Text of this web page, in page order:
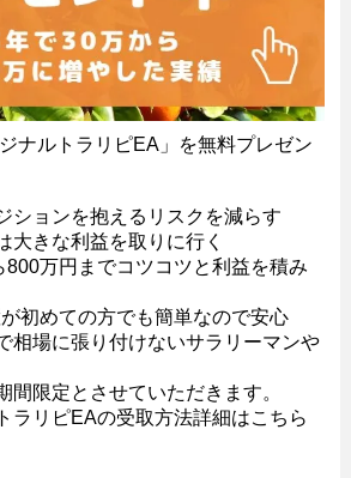
ナルトラリピEA」を無料プレゼン
ションを抱えるリスクを減らす
大きな利益を取りに行く
万円までコツコツと利益を積み
初めての方でも簡単なので安心
相場に張り付けないサラリーマンや
限定とさせていただきます。
ラリピEAの受取方法詳細はこちら